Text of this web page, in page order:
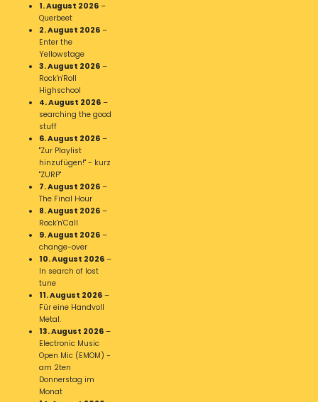
1. August 2026 –
Querbeet
2. August 2026 –
Enter the
Yellowstage
3. August 2026 –
Rock'n'Roll
Highschool
4. August 2026 –
searching the good
stuff
6. August 2026 –
"Zur Playlist
hinzufügen!" - kurz
"ZURP"
7. August 2026 –
The Final Hour
8. August 2026 –
Rock'n'Call
9. August 2026 –
change-over
10. August 2026 –
In search of lost
tune
11. August 2026 –
Für eine Handvoll
Metal.
13. August 2026 –
Electronic Music
Open Mic (EMOM) -
am 2ten
Donnerstag im
Monat